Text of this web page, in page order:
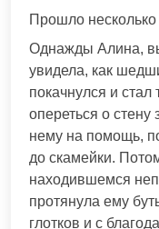
Прошло
Однажды Алина,
увидела, как
покачнулся и стал
опереться о
нему на помощь,
до скамейки.
находившемся
протянула ему
глотков и с